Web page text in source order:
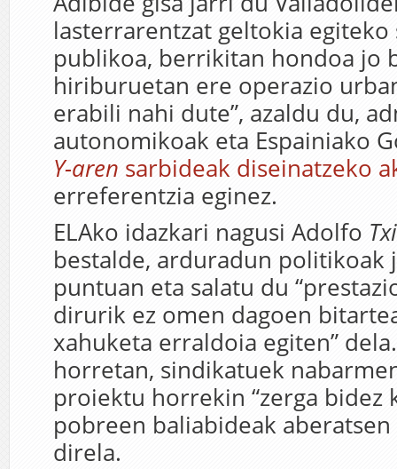
lasterrarentzat geltokia egiteko
publikoa, berrikitan hondoa jo
hiriburuetan ere operazio
erabili nahi dute”, azaldu du,
autonomikoak eta Espainiako
Y-aren sarbideak diseinatzeko
erreferentzia eginez.
ELAko idazkari nagusi Adolfo
bestalde, arduradun politikoak
puntuan eta salatu du
dirurik ez omen dagoen
xahuketa erraldoia egiten”
horretan, sindikatuek
proiektu horrekin “zerga bidez
pobreen baliabideak aberatsen
direla.